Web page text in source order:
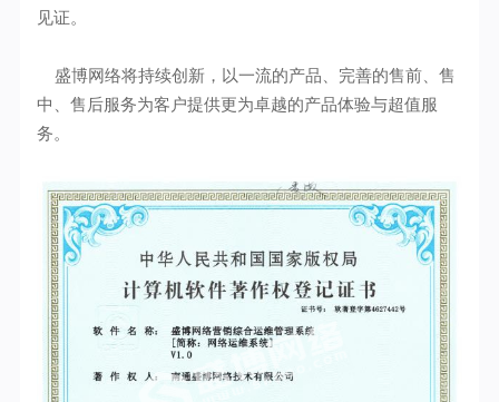
见证。
盛博网络将持续创新，以一流的产品、完善的售前、售
中、售后服务为客户提供更为卓越的产品体验与超值服
务。